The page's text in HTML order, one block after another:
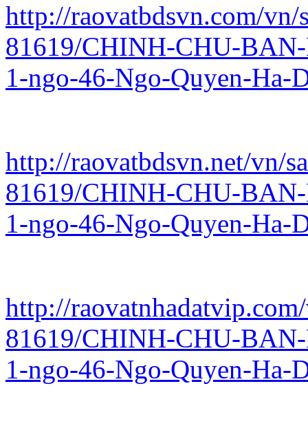
http://raovatbdsvn.com/vn/
81619/CHINH-CHU-
1-ngo-46-Ngo-Quyen-Ha-
http://raovatbdsvn.net/vn/
81619/CHINH-CHU-
1-ngo-46-Ngo-Quyen-Ha-
http://
81619/CHINH-CHU-
1-ngo-46-Ngo-Quyen-Ha-